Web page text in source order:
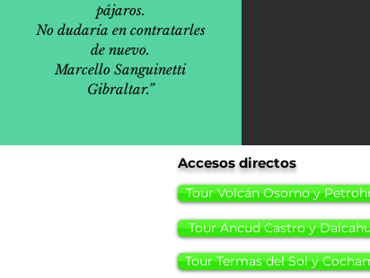
pájaros.
No dudaría en contratarles
de nuevo.
Marcello Sanguinetti
Gibraltar.”
Accesos directos
Tour Volcán Osorno y
Tour Ancud Castro y
Tour Termas del Sol y